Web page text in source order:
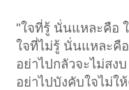
"ใจที่รู้ นั่นแหละคือ
ใจที่ไม่รู้ นั่นแหละคื
อย่าไปกลัวจะไม่สงบ
อย่าไปบังคับใจไม่ใ